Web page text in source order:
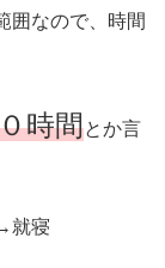
囲なので、時間
時間とか言
就寝